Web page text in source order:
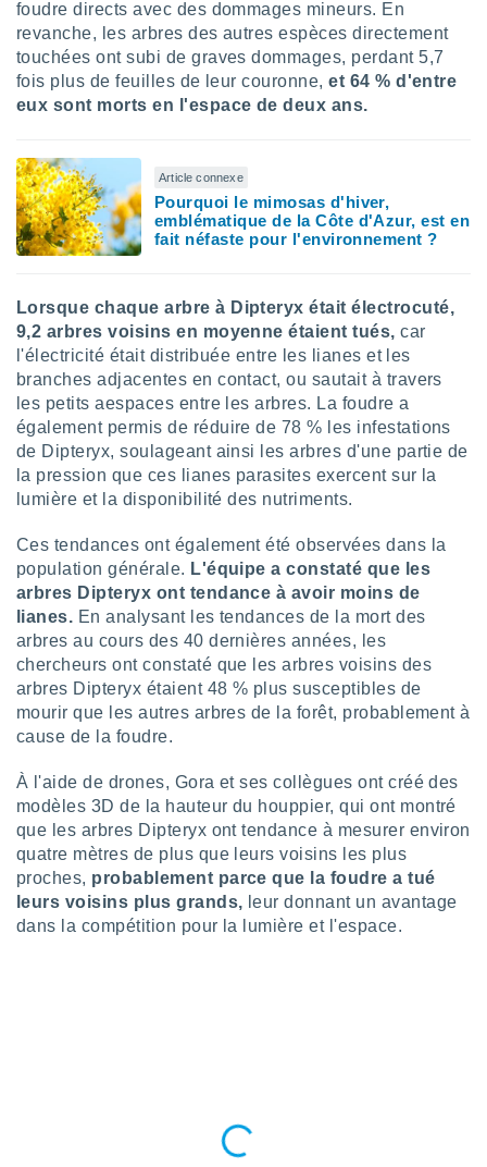
sur
en
«
» ou
de
web.
nos
le
ou
des
sur
limitées
la
pour
des
foudre directs avec des dommages mineurs. En
revanche, les arbres des autres espèces directement
touchées ont subi de graves dommages, perdant 5,7
fois plus de feuilles de leur couronne,et 64 % d'entre
eux sont morts en l'espace de deux ans.
Article connexe
Pourquoi le mimosas d'hiver,
emblématique de la Côte d'Azur, est en
fait néfaste pour l'environnement ?
Lorsque chaque arbre à Dipteryx était électrocuté,
9,2 arbres voisins en moyenne étaient tués,car
l'électricité était distribuée entre les lianes et les
branches adjacentes en contact, ou sautait à travers
les petits aespaces entre les arbres. La foudre a
également permis de réduire de 78 % les infestations
de Dipteryx, soulageant ainsi les arbres d'une partie de
la pression que ces lianes parasites exercent sur la
lumière et la disponibilité des nutriments.
Ces tendances ont également été observées dans la
population générale. L'équipe a constaté que les
arbres Dipteryx ont tendance à avoir moins de
lianes. En analysant les tendances de la mort des
arbres au cours des 40 dernières années, les
chercheurs ont constaté que les arbres voisins des
arbres Dipteryx étaient 48 % plus susceptibles de
mourir que les autres arbres de la forêt, probablement à
cause de la foudre.
À l'aide de drones, Gora et ses collègues ont créé des
modèles 3D de la hauteur du houppier, qui ont montré
que les arbres Dipteryx ont tendance à mesurer environ
quatre mètres de plus que leurs voisins les plus
proches, probablement parce que la foudre a tué
leurs voisins plus grands, leur donnant un avantage
dans la compétition pour la lumière et l'espace.